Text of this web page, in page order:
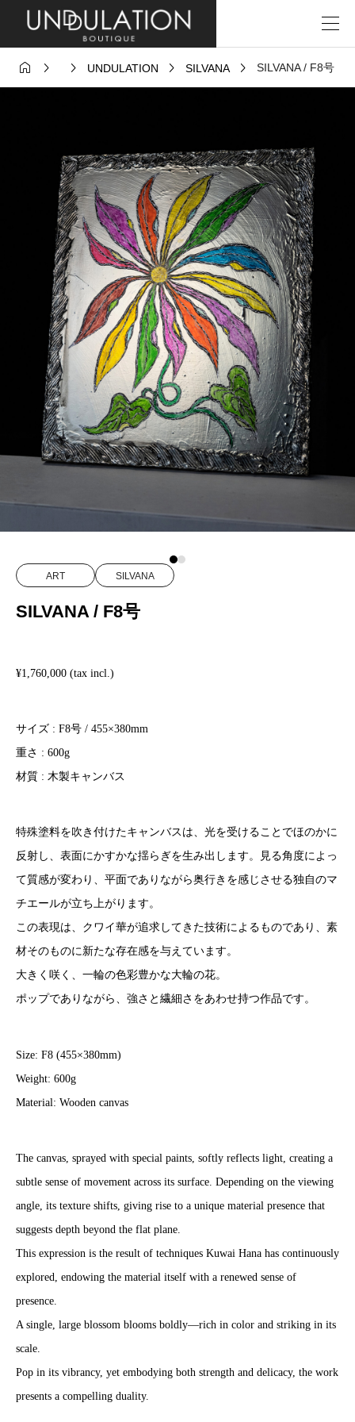
   UNDULATION  SILVANA  SILVANA / F8号
ART SILVANA
SILVANA / F8号
¥1,760,000 (tax incl.)
サイズ : F8号 / 455×380mm
重さ : 600g
材質 : 木製キャンバス
特殊塗料を吹き付けたキャンバスは、光を受けることでほのかに
反射し、表面にかすかな揺らぎを生み出します。見る角度によっ
て質感が変わり、平面でありながら奥行きを感じさせる独自のマ
チエールが立ち上がります。
この表現は、クワイ華が追求してきた技術によるものであり、素
材そのものに新たな存在感を与えています。
大きく咲く、一輪の色彩豊かな大輪の花。
ポップでありながら、強さと繊細さをあわせ持つ作品です。
Size: F8 (455×380mm)
Weight: 600g
Material: Wooden canvas
The canvas, sprayed with special paints, softly reflects light, creating a
subtle sense of movement across its surface. Depending on the viewing
angle, its texture shifts, giving rise to a unique material presence that
suggests depth beyond the flat plane.
This expression is the result of techniques Kuwai Hana has continuously
explored, endowing the material itself with a renewed sense of
presence.
A single, large blossom blooms boldly—rich in color and striking in its
scale.
Pop in its vibrancy, yet embodying both strength and delicacy, the work
presents a compelling duality.